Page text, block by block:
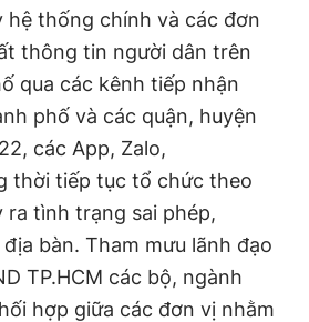
hệ thống chính và các đơn
thông tin người dân trên
qua các kênh tiếp nhận
phố và các quận, huyện
các App, Zalo,
thời tiếp tục tổ chức theo
ra tình trạng sai phép,
bàn. Tham mưu lãnh đạo
TP.HCM các bộ, ngành
hợp giữa các đơn vị nhằm